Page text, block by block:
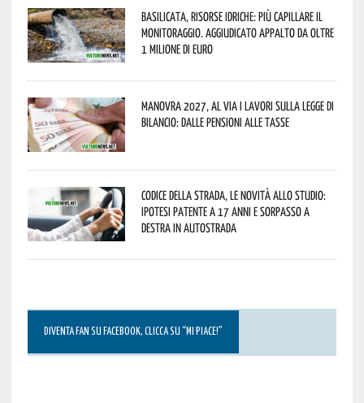
Basilicata, Risorse idriche: più capillare il
monitoraggio. Aggiudicato appalto da oltre
1 milione di euro
Manovra 2027, al via i lavori sulla Legge di
Bilancio: dalle pensioni alle tasse
Codice della strada, le novità allo studio:
ipotesi patente a 17 anni e sorpasso a
destra in autostrada
DIVENTA FAN SU FACEBOOK, CLICCA SU “MI PIACE!”